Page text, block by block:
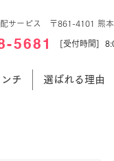
サービス 〒861-4101 熊
5681 [受付時間]
チ 選ばれる理由